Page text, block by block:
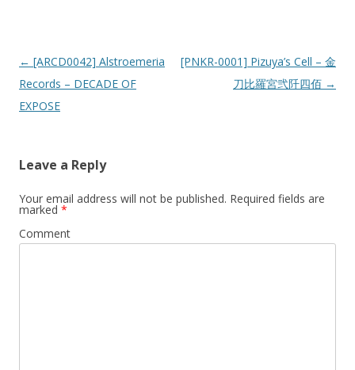
Post navigation
← [ARCD0042] Alstroemeria
Records – DECADE OF
EXPOSE
[PNKR-0001] Pizuya’s Cell – 金
刀比羅宮弐阡四佰 →
Leave a Reply
Your email address will not be published. Required fields are
marked *
Comment